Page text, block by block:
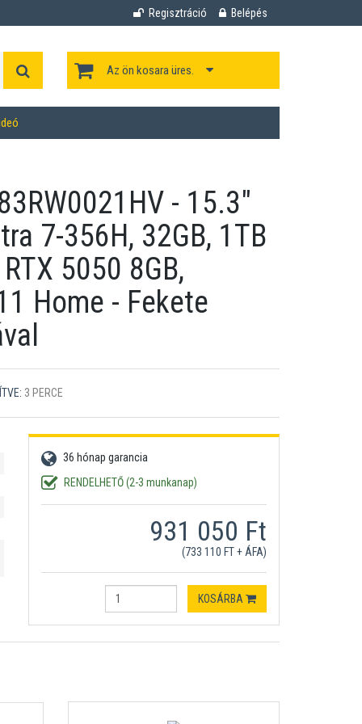
Regisztráció Belépés
Az ön kosara üres.
- 15.3"
7-356H, 32GB, 1TB
5050 8GB,
Home - Fekete
3 PERCE
36 hónap garancia
RENDELHETŐ (2-3 munkanap)
931 050 Ft
(733 110 FT + ÁFA)
KOSÁRBA